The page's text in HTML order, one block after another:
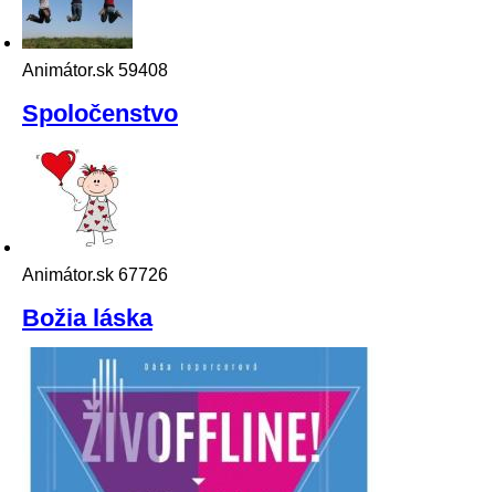
Animátor.sk 59408
Spoločenstvo
Animátor.sk 67726
Božia láska